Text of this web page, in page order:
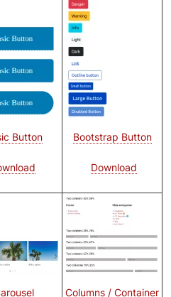
Button Bootstrap Button
Download
Bild
Columns / Container